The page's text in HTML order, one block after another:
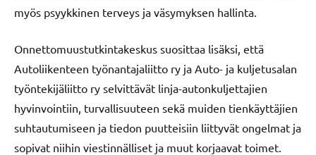
myös psyykkinen terveys ja väsymyksen hallinta.
Onnettomuustutkintakeskus suosittaa lisäksi, että
Autoliikenteen työnantajaliitto ry ja Auto- ja kuljetusalan
työntekijäliitto ry selvittävät linja-autonkuljettajien
hyvinvointiin, turvallisuuteen sekä muiden tienkäyttäjien
suhtautumiseen ja tiedon puutteisiin liittyvät ongelmat ja
sopivat niihin viestinnälliset ja muut korjaavat toimet.